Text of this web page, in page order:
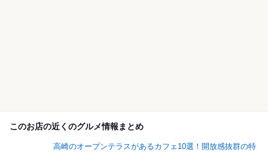
このお店の近くのグルメ情報まとめ
高崎のオープンテラスがあるカフェ10選！開放感抜群の特